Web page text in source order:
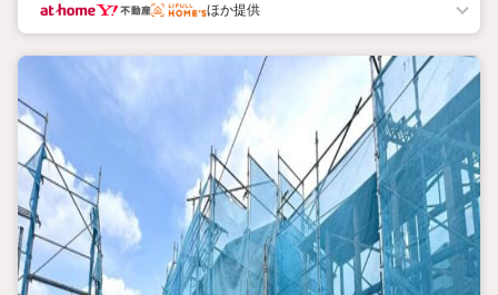
インターネット予約で当日見学が可能！
（1）［室内・現地を見学する］をクリック
「ご要望・ご質問欄」に希望日時をご記入ください！
【主要不動産流通各社の2025年度中間期の売買仲介実績におい
て、全国第9位の売買仲介実績です】
※住宅新報より
たくさんのお客様からのお言葉に感謝してこれからも楽しく素敵
なお家探しをお約束します。
お家探しを始めてみようと思われたらまずは、お気軽に東宝ハウ
ス町田に相談してみませんか？
スタッフ一同お客様のお問合せをお待ちしております。
ほか提供